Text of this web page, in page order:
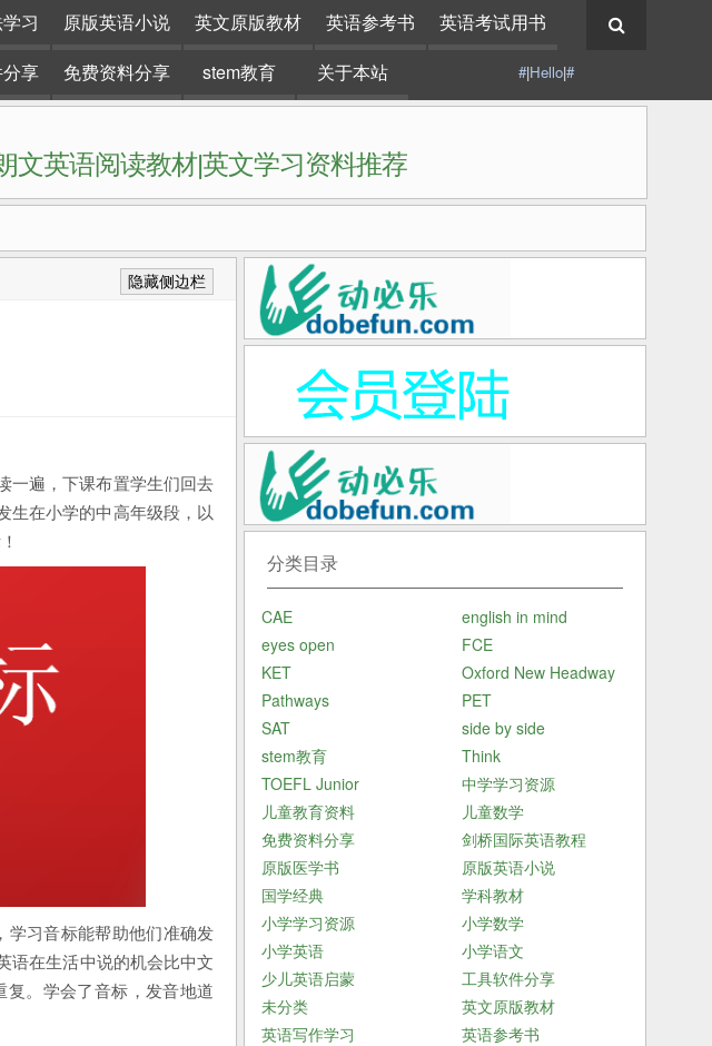
习 原版英语小说 英文原版教材 英语参考书
英语考试用书
享 免费资料分享 stem教育 关于本站 #|Hello|#
文英语阅读教材|英文学习资料推荐
隐藏侧边栏
一遍，下课布置学生们回去
生在小学的中高年级段，以
学习音标能帮助他们准确发
语在生活中说的机会比中文
。学会了音标，发音地道
分类目录
CAE
english in mind
eyes open
FCE
KET
Oxford New Headway
Pathways
PET
SAT
side by side
stem教育
Think
TOEFL Junior
中学学习资源
儿童教育资料
儿童数学
免费资料分享
剑桥国际英语教程
原版医学书
原版英语小说
国学经典
学科教材
小学学习资源
小学数学
小学英语
小学语文
少儿英语启蒙
工具软件分享
未分类
英文原版教材
英语写作学习
英语参考书